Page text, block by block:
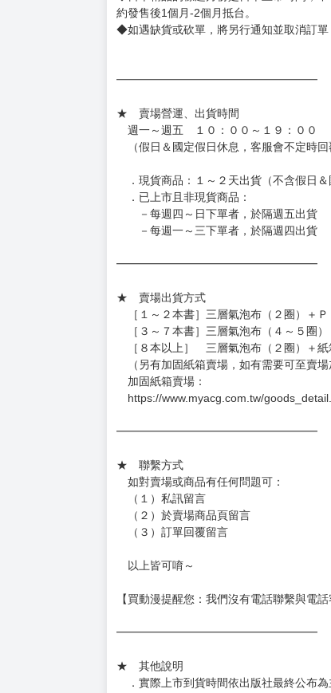
有時會上市前更改贈品內容或延後出版，還
◆網路購物取貨後開箱時建議全程錄影拍照
訂金金額將退回至買動漫錢包。
◆日本精品為受注代購性質，結單後恕無法
◆日本精品圖像僅供參考，設計及式樣請以
約發售後1個月-2個月抵台。
◆如遇缺貨或砍單，將另行通知並取消訂單
週一～週五 １０：００～１９：００
（假日＆國定假日休息，客服會不定時回
．現貨商品：１～２天出貨（不含假日＆
．已上市且非現貨商品：
－每週四～日下單者，於隔週五出貨
－每週一～三下單者，於隔週四出貨
★ 賣場出貨方式
［１～２本書］三層氣泡布（２圈）＋Ｐ
［３～７本書］三層氣泡布（４～５圈）
［８本以上］ 三層氣泡布（２圈）＋紙
（另有加固紙箱賣場，如有需要可至賣場
https://www.myacg.com.tw/
━━━━━━━━━━━━━━━━━━
（１）私訊留言
（２）於賣場商品頁留言